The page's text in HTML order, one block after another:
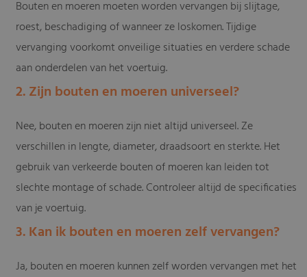
Bouten en moeren moeten worden vervangen bij slijtage,
roest, beschadiging of wanneer ze loskomen. Tijdige
vervanging voorkomt onveilige situaties en verdere schade
aan onderdelen van het voertuig.
2. Zijn bouten en moeren universeel?
Nee, bouten en moeren zijn niet altijd universeel. Ze
verschillen in lengte, diameter, draadsoort en sterkte. Het
gebruik van verkeerde bouten of moeren kan leiden tot
slechte montage of schade. Controleer altijd de specificaties
van je voertuig.
3. Kan ik bouten en moeren zelf vervangen?
Ja, bouten en moeren kunnen zelf worden vervangen met het